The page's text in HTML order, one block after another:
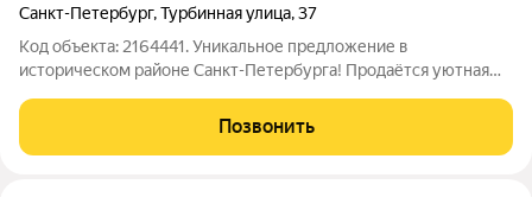
Санкт-Петербург,Турбинная улица,37
Код объекта: 2164441. Уникальное предложение в
историческом районе Санкт-Петербурга! Продаётся уютная
Позвонить